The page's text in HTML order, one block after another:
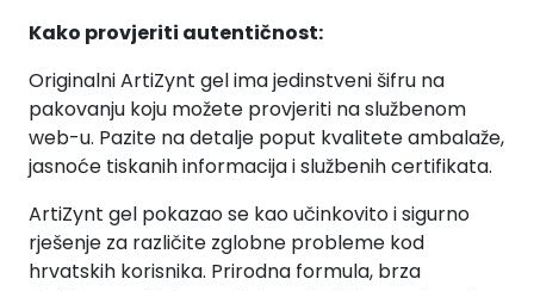
Kako provjeriti autentičnost:
Originalni ArtiZynt gel ima jedinstveni šifru na
pakovanju koju možete provjeriti na službenom
web-u. Pazite na detalje poput kvalitete ambalaže,
jasnoće tiskanih informacija i službenih certifikata.
ArtiZynt gel pokazao se kao učinkovito i sigurno
rješenje za različite zglobne probleme kod
hrvatskih korisnika. Prirodna formula, brza